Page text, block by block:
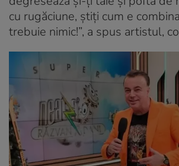
cu rugăciune, știți cum e
trebuie nimic!”, a spus artistul,